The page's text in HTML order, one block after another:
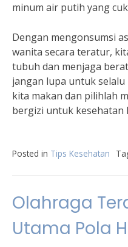
minum air putih yang
Dengan mengonsumsi
wanita secara teratur,
tubuh dan menjaga
jangan lupa untuk
kita makan dan pilihlah
bergizi untuk kesehatan
Posted in Tips Kesehatan
Olahraga
Utama Pola